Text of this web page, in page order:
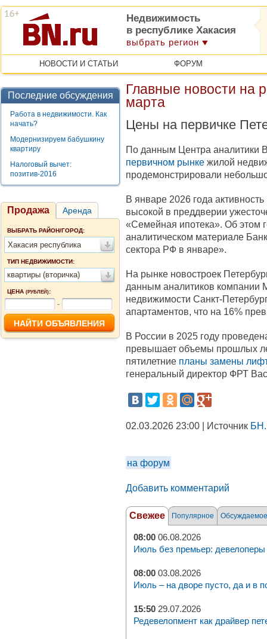
Недвижимость
в республике Хакасия
выбрать регион
НОВОСТИ И СТАТЬИ ФОРУМ
Последние обсуждения
Работа в недвижимости. Как
начать?
Модернизируем бабушкину
квартиру
Налоговый вычет:
позитив-2016
Продажа Аренда
ВЫБРАТЬ РАЙОН/ГОРОД:
Хакасия республика
ТИП НЕДВИЖИМОСТИ:
квартиры (вторичка)
ЦЕНА (РУБЛЕЙ):
-
Главные новости на
марта
Цены на первичке
По данным Центра аналитики
первичном рынке жилой
продемонстрировали
В январе 2026 года активность
высокой в преддверии
«Семейная ипотека». Об этом
аналитическом материале
сектора РФ в январе».
На рынке новостроек
данным аналитиков компании
недвижимости Санкт-
апартаментов, что на 16%
В России в 2025 году
превышает объемы прошлых
пятилетние планы замены
генеральный директор ФРТ
02.03.2026 23:00 | Источник
на форум
Добавить комментарий
Свежее Популярное Обсуждаемое
08:00 06.08.2026
Июль без премьер: девелоперы
08:00 03.08.2026
Июль – на дворе пусто, да и в
15:50 29.07.2026
Редевелопмент как драйвер